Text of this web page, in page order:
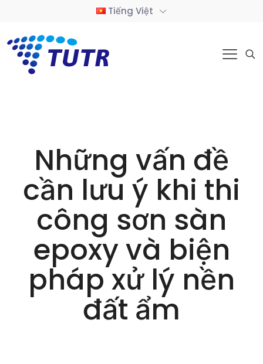
Tiếng Việt
Những vấn đề
cần lưu ý khi thi
công sơn sàn
epoxy và biện
pháp xử lý nền
đất ẩm